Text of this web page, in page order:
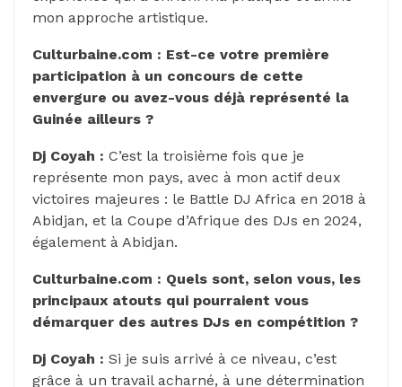
mon approche artistique.
Culturbaine.com : Est-ce votre première
participation à un concours de cette
envergure ou avez-vous déjà représenté la
Guinée ailleurs ?
Dj Coyah : C’est la troisième fois que je
représente mon pays, avec à mon actif deux
victoires majeures : le Battle DJ Africa en 2018 à
Abidjan, et la Coupe d’Afrique des DJs en 2024,
également à Abidjan.
Culturbaine.com : Quels sont, selon vous, les
principaux atouts qui pourraient vous
démarquer des autres DJs en compétition ?
Dj Coyah : Si je suis arrivé à ce niveau, c’est
grâce à un travail acharné, à une détermination